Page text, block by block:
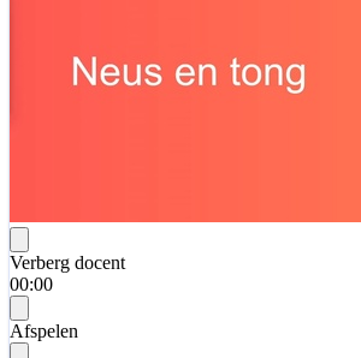
Verberg docent
00:00
Afspelen